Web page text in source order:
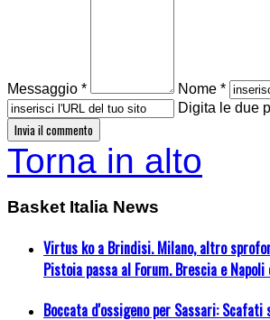
Messaggio * Nome *
Digita le due
Torna in alto
Basket Italia News
Virtus ko a Brindisi. Milano, altro
Pistoia passa al Forum. Brescia e Napoli
Boccata d'ossigeno per Sassari: Scafati